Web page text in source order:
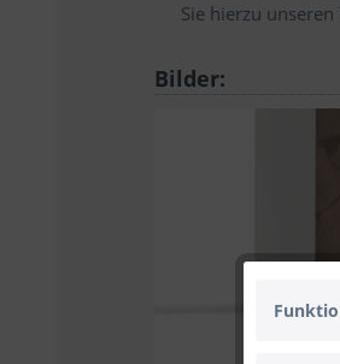
Sie hierzu unseren
Bilder: